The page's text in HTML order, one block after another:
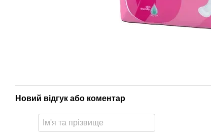
Новий відгук або коментар